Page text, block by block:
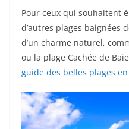
Pour ceux qui souhaitent
d’autres plages baignées
d’un charme naturel,
ou la plage Cachée de
guide des belles plages